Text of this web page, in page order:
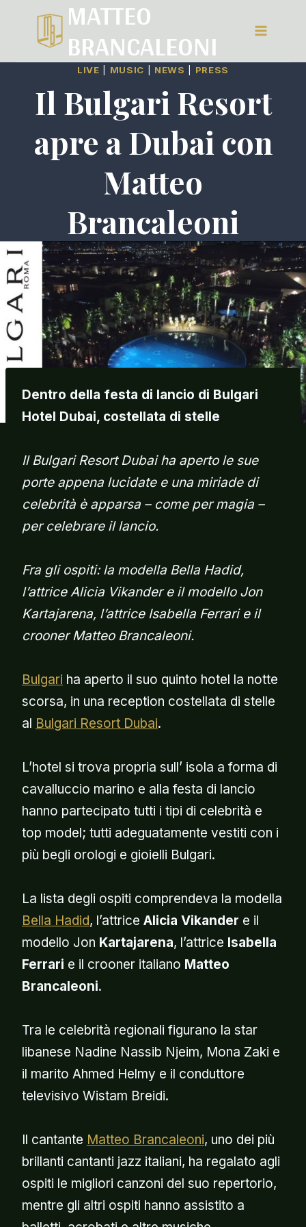
MATTEO
BRANCALEONI
LIVE MUSIC NEWS PRESS
Il Bulgari Resort
apre a Dubai con
Matteo
Brancaleoni
Dentro della festa di lancio di Bulgari
Hotel Dubai, costellata di stelle
Il Bulgari Resort Dubai ha aperto le sue
porte appena lucidate e una miriade di
celebrità è apparsa – come per magia –
per celebrare il lancio.
Fra gli ospiti: la modella Bella Hadid,
l’attrice Alicia Vikander e il modello Jon
Kartajarena, l’attrice Isabella Ferrari e il
crooner Matteo Brancaleoni.
Bulgari ha aperto il suo quinto hotel la notte
scorsa, in una reception costellata di stelle
al Bulgari Resort Dubai.
L’hotel si trova propria sull’ isola a forma di
cavalluccio marino e alla festa di lancio
hanno partecipato tutti i tipi di celebrità e
top model; tutti adeguatamente vestiti con i
più begli orologi e gioielli Bulgari.
La lista degli ospiti comprendeva la modella
Bella Hadid, l’attrice Alicia Vikander e il
modello Jon Kartajarena, l’attrice Isabella
Ferrari e il crooner italiano Matteo
Brancaleoni.
Tra le celebrità regionali figurano la star
libanese Nadine Nassib Njeim, Mona Zaki e
il marito Ahmed Helmy e il conduttore
televisivo Wistam Breidi.
Il cantante Matteo Brancaleoni, uno dei più
brillanti cantanti jazz italiani, ha regalato agli
ospiti le migliori canzoni del suo repertorio,
mentre gli altri ospiti hanno assistito a